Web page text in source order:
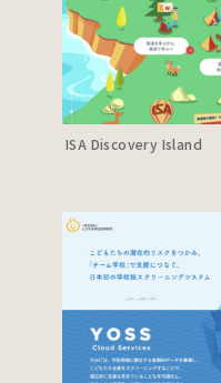
ISA Discovery Island